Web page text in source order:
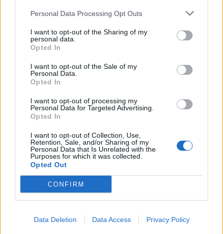
Personal Data Processing Opt Outs
I want to opt-out of the Sharing of my
personal data.
Opted In
I want to opt-out of the Sale of my
Personal Data.
Opted In
I want to opt-out of processing my
Personal Data for Targeted Advertising.
Opted In
I want to opt-out of Collection, Use,
Retention, Sale, and/or Sharing of my
Personal Data that Is Unrelated with the
Purposes for which it was collected.
Opted Out
CONFIRM
Data Deletion Data Access Privacy Policy
δεν θα επιτραπούν εκβιασμοί.
Κανείς δεν μπορεί να εκβιάσει κανέναν.
Κανείς δεν μπορεί να εκβιάσει τον δημότη.
ΠΕΡΙΒΑΛΛΟΝ